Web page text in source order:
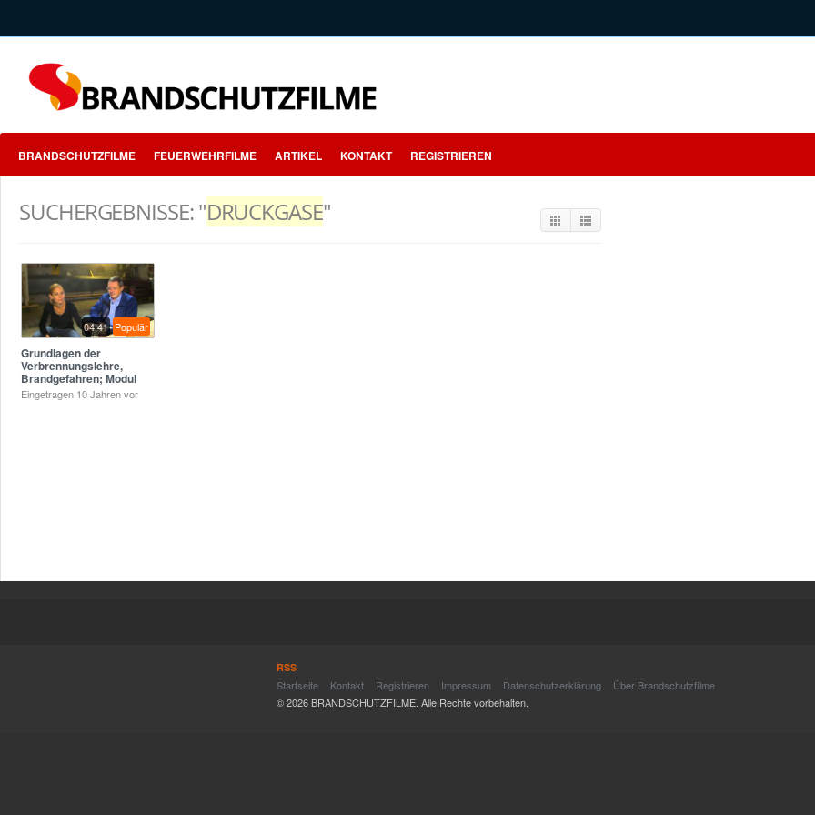
BRANDSCHUTZFILME FEUERWEHRFILME ARTIKEL KONTAKT REGISTRIEREN
SUCHERGEBNISSE: "DRUCKGASE"
04:41 Populär
Grundlagen der
Verbrennungslehre,
Brandgefahren; Modul
2 aus Berliner
Brandschutzfilm 2015
Eingetragen 10 Jahren vor
RSS
Startseite Kontakt Registrieren Impressum Datenschutzerklärung
Über Brandschutzfilme
© 2026 BRANDSCHUTZFILME. Alle Rechte vorbehalten.